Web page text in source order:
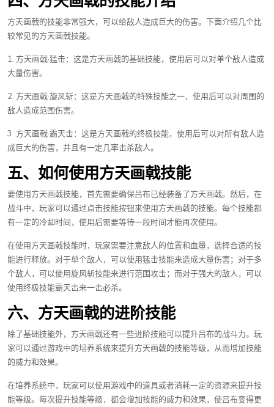
方天画戟的技能非常强大，可以给敌人造成巨大的伤害。下面介绍几个比
较常见的方天画戟技能。
1. 方天画戟·猛击：这是方天画戟的基础技能，使用后可以对单个敌人造成
大量伤害。
2. 方天画戟·旋风斩：这是方天画戟的特殊技能之一，使用后可以对周围的
敌人造成范围伤害。
3. 方天画戟·霸天击：这是方天画戟的终极技能，使用后可以对所有敌人造
成巨大的伤害，并且有一定几率击杀敌人。
五、如何使用方天画戟技能
要使用方天画戟技能，首先需要确保吕布已经装备了方天画戟。然后，在
战斗中，玩家可以通过点击技能按钮来使用方天画戟的技能。每个技能都
有一定的冷却时间，使用后需要等待一段时间才能再次使用。
在使用方天画戟技能时，玩家需要注意敌人的位置和血量，选择合适的技
能进行释放。对于单个敌人，可以使用猛击技能来造成大量伤害；对于多
个敌人，可以使用旋风斩技能来进行范围攻击；而对于强大的敌人，可以
使用终极技能霸天击来一击必杀。
六、方天画戟的进阶技能
除了基础技能外，方天画戟还有一些进阶技能可以提升吕布的战斗力。玩
家可以通过游戏中的培养系统来提升方天画戟的技能等级，从而增加技能
的威力和效果。
在培养系统中，玩家可以使用游戏中的道具或者消耗一定的资源来提升技
能等级。每次提升技能等级，都会增加技能的威力和效果，使吕布变得更